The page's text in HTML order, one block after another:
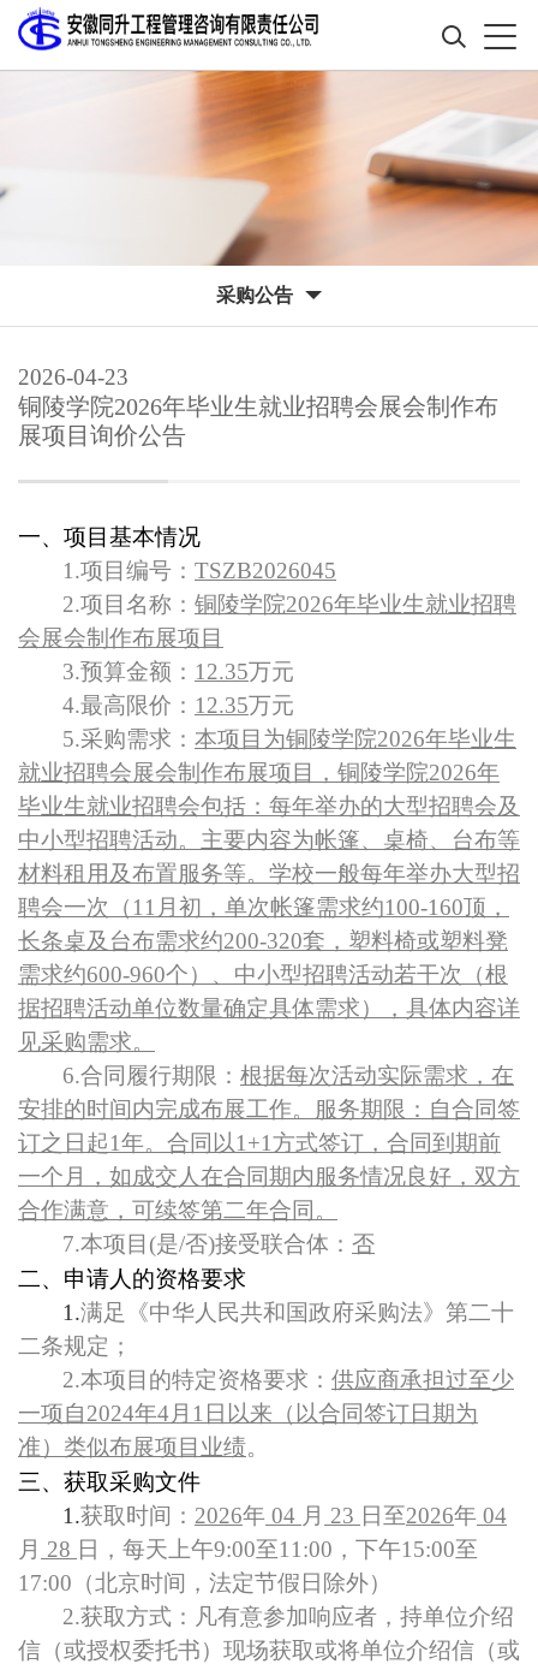
采购公告
2026-04-23
铜陵学院2026年毕业生就业招聘会展会制作布
展项目询价公告
一、项目基本情况
1.项目编号： TSZB2026045
2.项目名称： 铜陵学院2026年毕业生就业招聘
会展会制作布展项目
3.预算金额： 12.35万元
4.最高限价： 12.35万元
5.采购需求： 本项目为铜陵学院2026年毕业生
就业招聘会展会制作布展项目，铜陵学院2026年
毕业生就业招聘会包括：每年举办的大型招聘会及
中小型招聘活动。主要内容为帐篷、桌椅、台布等
材料租用及布置服务等。学校一般每年举办大型招
聘会一次（11月初，单次帐篷需求约100-160顶，
长条桌及台布需求约200-320套，塑料椅或塑料凳
需求约600-960个）、中小型招聘活动若干次（根
据招聘活动单位数量确定具体需求），具体内容详
见采购需求。
6.合同履行期限： 根据每次活动实际需求，在
安排的时间内完成布展工作。服务期限：自合同签
订之日起1年。合同以1+1方式签订，合同到期前
一个月，如成交人在合同期内服务情况良好，双方
合作满意，可续签第二年合同。
7.本项目(是/否)接受联合体： 否
二、申请人的资格要求
1.满足《中华人民共和国政府采购法》第二十
二条规定；
2.本项目的特定资格要求： 供应商承担过至少
一项自2024年4月1日以来（以合同签订日期为
准）类似布展项目业绩。
三、获取采购文件
1.获取时间： 2026年 04 月 23 日至2026年 04
月 28 日，每天上午9:00至11:00，下午15:00至
17:00（北京时间，法定节假日除外）
2.获取方式：凡有意参加响应者，持单位介绍
信（或授权委托书）现场获取或将单位介绍信（或